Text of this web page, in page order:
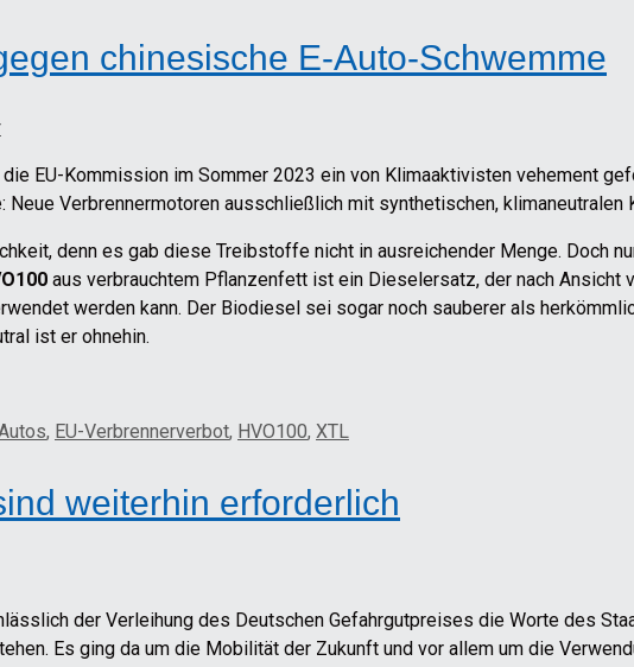
chinesische E-Auto-Schwemme
EU-Kommission im Sommer 2023 ein von Klimaaktivisten vehement
Neue Verbrennermotoren ausschließlich mit synthetischen,
denn es gab diese Treibstoffe nicht in ausreichender Menge. Doch
aus verbrauchtem Pflanzenfett ist ein Dieselersatz, der nach Ansicht
werden kann. Der Biodiesel sei sogar noch sauberer als
ist er ohnehin.
, EU-Verbrennerverbot, HVO100, XTL
weiterhin erforderlich
der Verleihung des Deutschen Gefahrgutpreises die Worte des
Es ging da um die Mobilität der Zukunft und vor allem um die